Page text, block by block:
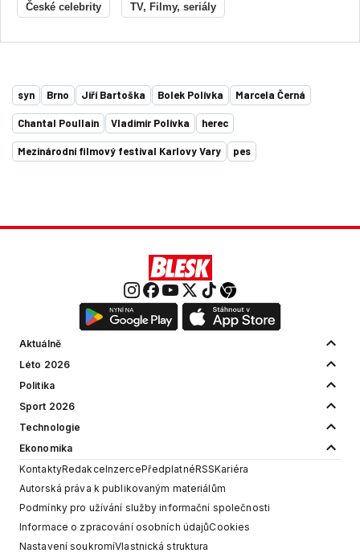
České celebrity TV, Filmy, seriály
syn Brno Jiří Bartoška Bolek Polívka Marcela Černá
Chantal Poullain Vladimír Polívka herec
Mezinárodní filmový festival Karlovy Vary pes
Aktuálně
Léto 2026
Politika
Sport 2026
Technologie
Ekonomika
KontaktyRedakceInzercePředplatnéRSSKariéra
Autorská práva k publikovaným materiálům
Podmínky pro užívání služby informační společnosti
Informace o zpracování osobních údajůCookies
Nastavení soukromíVlastnická struktura